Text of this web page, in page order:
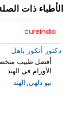
الأطباء ذات
دكتور أنكور باهل
أفضل طبيب
الأورام في الهند
نيو دلهي, الهند